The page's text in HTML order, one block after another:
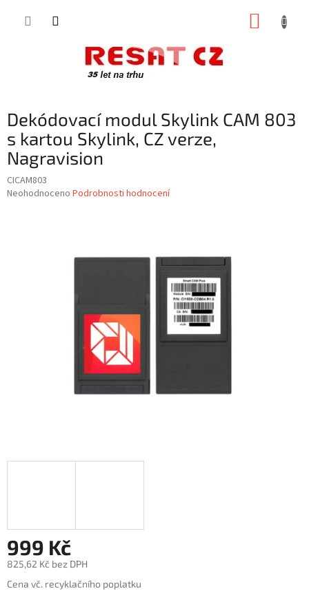
Dekódovací modul Skylink CAM 803
s kartou Skylink, CZ verze,
Nagravision
CICAM803
Průměrné
Neohodnoceno Podrobnosti hodnocení
999 Kč
825,62 Kč bez DPH
Měrná
Cena vč. recyklačního poplatku